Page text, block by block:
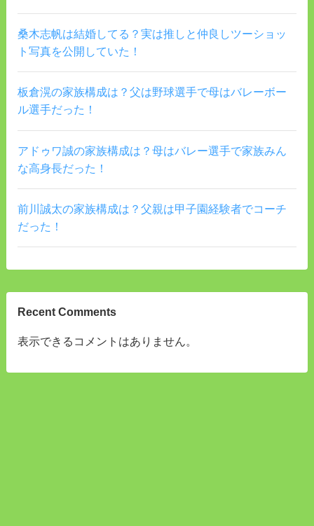
桑木志帆は結婚してる？実は推しと仲良しツーショッ
ト写真を公開していた！
板倉滉の家族構成は？父は野球選手で母はバレーボー
ル選手だった！
アドゥワ誠の家族構成は？母はバレー選手で家族みん
な高身長だった！
前川誠太の家族構成は？父親は甲子園経験者でコーチ
だった！
Recent Comments
表示できるコメントはありません。